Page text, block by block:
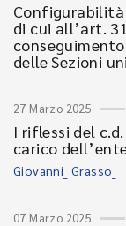
di cui all’art.
delle Sezioni
27 Marzo 2025
I riflessi del
carico
Giovanni_ Grasso_
07 Marzo 2025